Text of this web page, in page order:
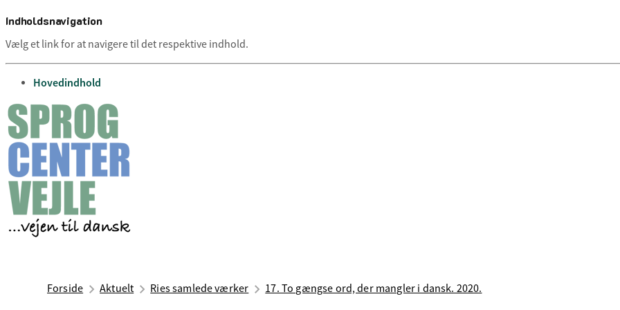
Indholdsnavigation
Vælg et link for at navigere til det respektive indhold.
gå til
Hovedindhold
Forside Aktuelt Ries samlede værker 17. To gængse ord, der mangler i dansk. 2020.